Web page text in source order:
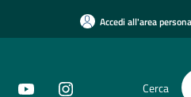
Accedi all'area
Cerca